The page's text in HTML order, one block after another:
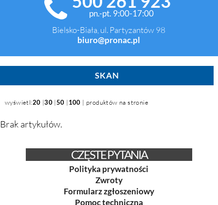
pn.-pt. 9:00-17:00
Bielsko-Biała, ul. Partyzantów 98
biuro@pronac.pl
SKAN
wyświetl:20 |30 |50 |100 | produktów na stronie
Brak artykułów.
CZĘSTE PYTANIA
Polityka prywatności
Zwroty
Formularz zgłoszeniowy
Pomoc techniczna